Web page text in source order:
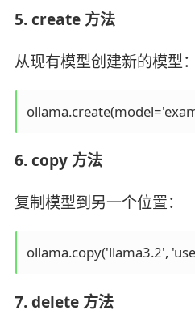
5. create 方法
从现有模型创建新的模型：
6. copy 方法
复制模型到另一个位置：
ollama.copy('llama3.2',
7. delete 方法